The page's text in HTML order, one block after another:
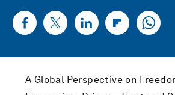
A Global Perspective on